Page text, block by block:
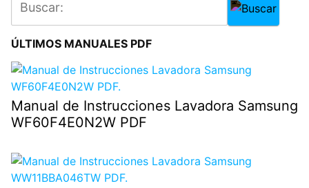
ÚLTIMOS MANUALES PDF
Manual de Instrucciones Lavadora Samsung
WF60F4E0N2W PDF